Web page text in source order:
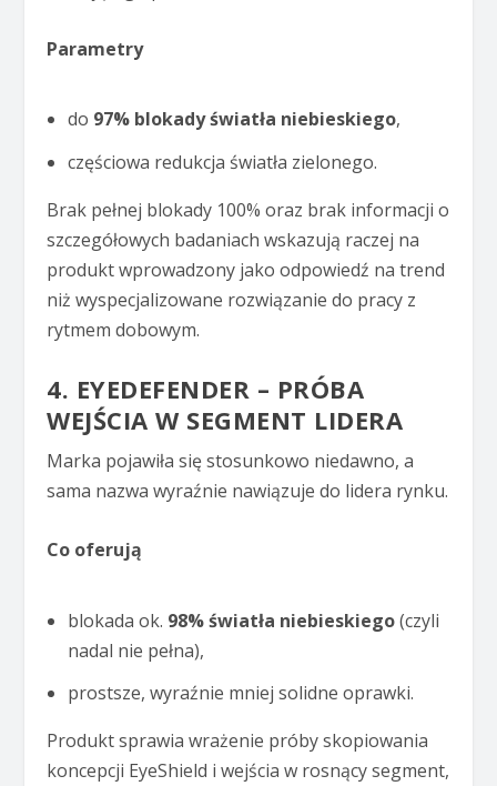
Parametry
do 97% blokady światła niebieskiego,
częściowa redukcja światła zielonego.
Brak pełnej blokady 100% oraz brak informacji o
szczegółowych badaniach wskazują raczej na
produkt wprowadzony jako odpowiedź na trend
niż wyspecjalizowane rozwiązanie do pracy z
rytmem dobowym.
4. EYEDEFENDER – PRÓBA
WEJŚCIA W SEGMENT LIDERA
Marka pojawiła się stosunkowo niedawno, a
sama nazwa wyraźnie nawiązuje do lidera rynku.
Co oferują
blokada ok. 98% światła niebieskiego(czyli
nadal nie pełna),
prostsze, wyraźnie mniej solidne oprawki.
Produkt sprawia wrażenie próby skopiowania
koncepcji EyeShield i wejścia w rosnący segment,